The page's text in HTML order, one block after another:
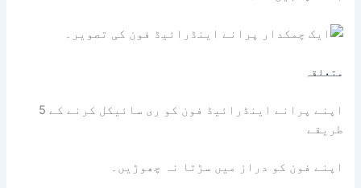
متعلقہ
اپنے پرانے اینڈرائیڈ فون کو ری سائیکل کرنے کے 5
طریقے
اپنے فون کو دراز میں سڑتا نہ چھوڑیں۔